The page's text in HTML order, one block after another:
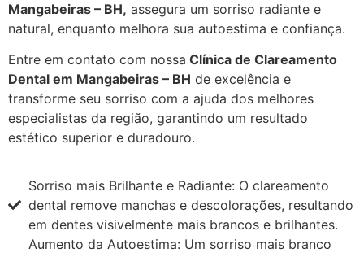
Mangabeiras – BH, assegura um sorriso radiante e
natural, enquanto melhora sua autoestima e confiança.
Entre em contato com nossa Clínica de Clareamento
Dental em Mangabeiras – BH de excelência e
transforme seu sorriso com a ajuda dos melhores
especialistas da região, garantindo um resultado
estético superior e duradouro.
Sorriso mais Brilhante e Radiante: O clareamento
dental remove manchas e descolorações, resultando
em dentes visivelmente mais brancos e brilhantes.
Aumento da Autoestima: Um sorriso mais branco